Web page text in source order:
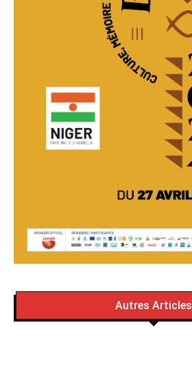
Autres Articles